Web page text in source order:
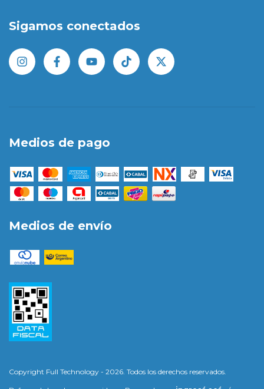
Sigamos conectados
Medios de pago
Medios de envío
Copyright Full Technology - 2026. Todos los derechos reservados.